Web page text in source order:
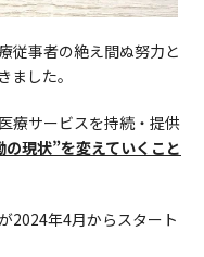
従事者の絶え間ぬ努力と
した。
療サービスを持続・提供
現状”を変えていくこと
2024年4月からスタート